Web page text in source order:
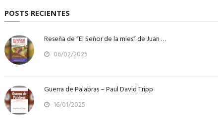
POSTS RECIENTES
Reseña de “El Señor de la mies” de Juan …
06/02/2025
Guerra de Palabras – Paul David Tripp
16/01/2025